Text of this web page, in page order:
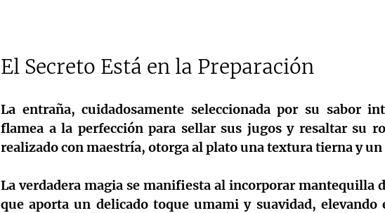
El Secreto Está en la Preparación
La entraña, cuidadosamente seleccionada por su sabor
flamea a la perfección para sellar sus jugos y resaltar su
realizado con maestría, otorga al plato una textura tierna y
La verdadera magia se manifiesta al incorporar mantequilla
que aporta un delicado toque umami y suavidad, elevando